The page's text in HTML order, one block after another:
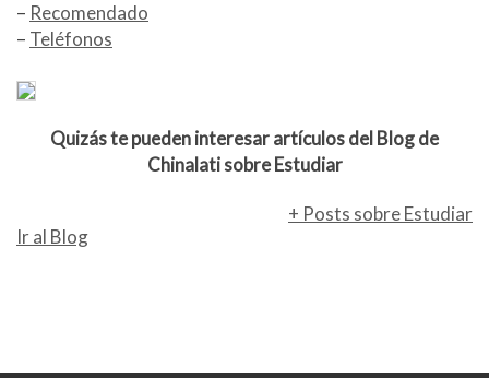
– Recomendado
– Teléfonos
Quizás te pueden interesarartículos del Blogde
Chinalati sobreEstudiar
Ir al Blog
+ Posts sobre Estudiar